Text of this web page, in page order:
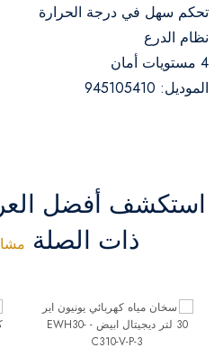
تحكم سهل في درجة الحرارة
نظام الدرع
4 مستويات أمان
الموديل: 945105410
استكشف أفضل
ذات الصلة